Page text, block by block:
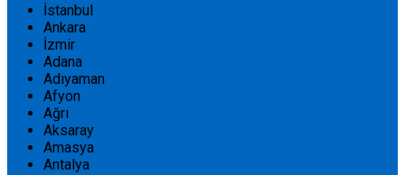
İstanbul
Ankara
İzmir
Adana
Adıyaman
Afyon
Ağrı
Aksaray
Amasya
Antalya